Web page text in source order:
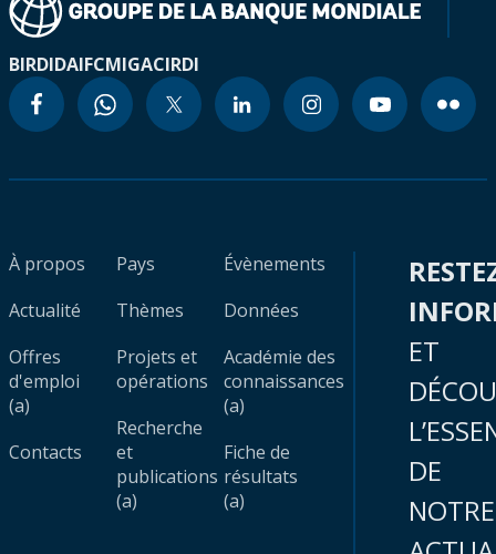
BIRDIDAIFCMIGACIRDI
À propos
Actualité
Offres
d'emploi
(a)
Contacts
Pays
Thèmes
Projets et
opérations
Recherche
et
publications
(a)
Évènements
Données
Académie des
connaissances
(a)
Fiche de
résultats
(a)
ET
DE
NOTRE